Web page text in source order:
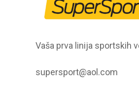
Vaša prva linija sportskih
supersport@aol.com